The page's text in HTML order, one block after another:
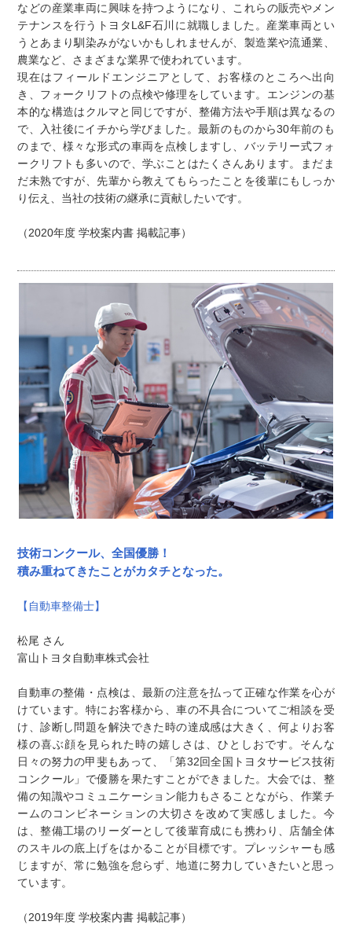
などの産業車両に興味を持つようになり、これらの販売やメン
テナンスを行うトヨタL&F石川に就職しました。産業車両とい
うとあまり馴染みがないかもしれませんが、製造業や流通業、
農業など、さまざまな業界で使われています。
現在はフィールドエンジニアとして、お客様のところへ出向
き、フォークリフトの点検や修理をしています。エンジンの基
本的な構造はクルマと同じですが、整備方法や手順は異なるの
で、入社後にイチから学びました。最新のものから30年前のも
のまで、様々な形式の車両を点検しますし、バッテリー式フォ
ークリフトも多いので、学ぶことはたくさんあります。まだま
だ未熟ですが、先輩から教えてもらったことを後輩にもしっか
り伝え、当社の技術の継承に貢献したいです。
（2020年度 学校案内書 掲載記事）
技術コンクール、全国優勝！
積み重ねてきたことがカタチとなった。
【自動車整備士】
松尾 さん
富山トヨタ自動車株式会社
自動車の整備・点検は、最新の注意を払って正確な作業を心が
けています。特にお客様から、車の不具合についてご相談を受
け、診断し問題を解決できた時の達成感は大きく、何よりお客
様の喜ぶ顔を見られた時の嬉しさは、ひとしおです。そんな
日々の努力の甲斐もあって、「第32回全国トヨタサービス技術
コンクール」で優勝を果たすことができました。大会では、整
備の知識やコミュニケーション能力もさることながら、作業チ
ームのコンビネーションの大切さを改めて実感しました。今
は、整備工場のリーダーとして後輩育成にも携わり、店舗全体
のスキルの底上げをはかることが目標です。プレッシャーも感
じますが、常に勉強を怠らず、地道に努力していきたいと思っ
ています。
（2019年度 学校案内書 掲載記事）